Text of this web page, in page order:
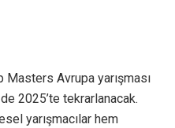
Avrupa yarışması
2025’te tekrarlanacak.
yarışmacılar hem